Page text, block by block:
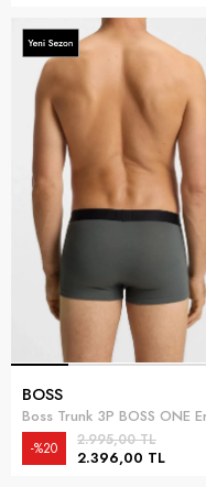
BOSS
2.396,00 TL
2.995,00 TL
%20